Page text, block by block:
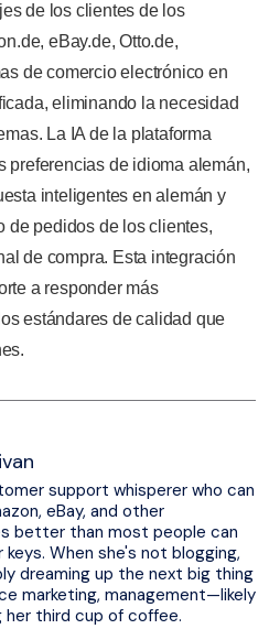
de los clientes de los
eBay.de, Otto.de,
de comercio electrónico en
eliminando la necesidad
La IA de la plataforma
preferencias de idioma alemán,
inteligentes en alemán y
de pedidos de los clientes,
de compra. Esta integración
a responder más
estándares de calidad que
support whisperer who can
eBay, and other
better than most people can
When she's not blogging,
dreaming up the next big thing
marketing, management—likely
her third cup of coffee.